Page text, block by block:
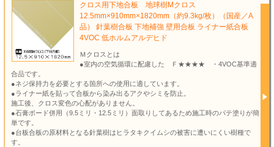
クロス用下地合板 地球樹Mクロス
12.5mm×910mm×1820mm（約9.3kg/枚）（国産／A
品） 針葉樹合板 下地補強 壁用合板 ライナー紙合板
4VOC 低ホルムアルデヒド
Ｍクロスとは
●室内の空気循環に配慮した Ｆ★★★★ ・4VOC基準適
合品です。
●ネジ保持力を必要とする箇所への使用に適しています。
●ライナー紙を貼って合板から染み出るアクやシミを防止。
施工後、クロス変色の心配がありません。
●石膏ボード併用（9.5ミリ・12.5ミリ）面取りしてあるため施工時のパテ塗りが簡
単です。
●台板合板の原材料となる針葉樹はヒラタキクイムシの被害に遭いにくい樹種で
す。